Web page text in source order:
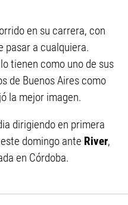
en su carrera, con
pasar a cualquiera.
lo tienen como uno de sus
de Buenos Aires como
la mejor imagen.
dirigiendo en primera
domingo ante River,
en Córdoba.